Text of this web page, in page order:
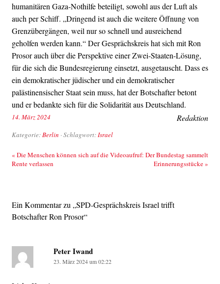
humanitären Gaza-Nothilfe beteiligt, sowohl aus der Luft als
auch per Schiff. „Dringend ist auch die weitere Öffnung von
Grenzübergängen, weil nur so schnell und ausreichend
geholfen werden kann.“ Der Gesprächskreis hat sich mit Ron
Prosor auch über die Perspektive einer Zwei-Staaten-Lösung,
für die sich die Bundesregierung einsetzt, ausgetauscht. Dass es
ein demokratischer jüdischer und ein demokratischer
palästinensischer Staat sein muss, hat der Botschafter betont
und er bedankte sich für die Solidarität aus Deutschland.
Redaktion
14. März 2024
Kategorie:Berlin · Schlagwort:Israel
Beitrags-Navigation
« Die Menschen können sich auf die
Rente verlassen
Videoaufruf: Der Bundestag sammelt
Erinnerungsstücke»
Ein Kommentar zu „SPD-Gesprächskreis Israel trifft
Botschafter Ron Prosor“
Peter Iwand
23. März 2024 um 02:22